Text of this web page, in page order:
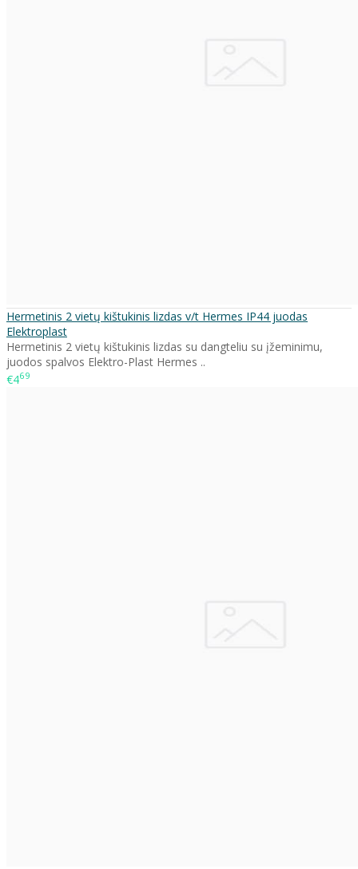
Hermetinis 2 vietų kištukinis lizdas v/t Hermes IP44 juodas
Elektroplast
Hermetinis 2 vietų kištukinis lizdas su dangteliu su įžeminimu,
juodos spalvos Elektro-Plast Hermes ..
€469